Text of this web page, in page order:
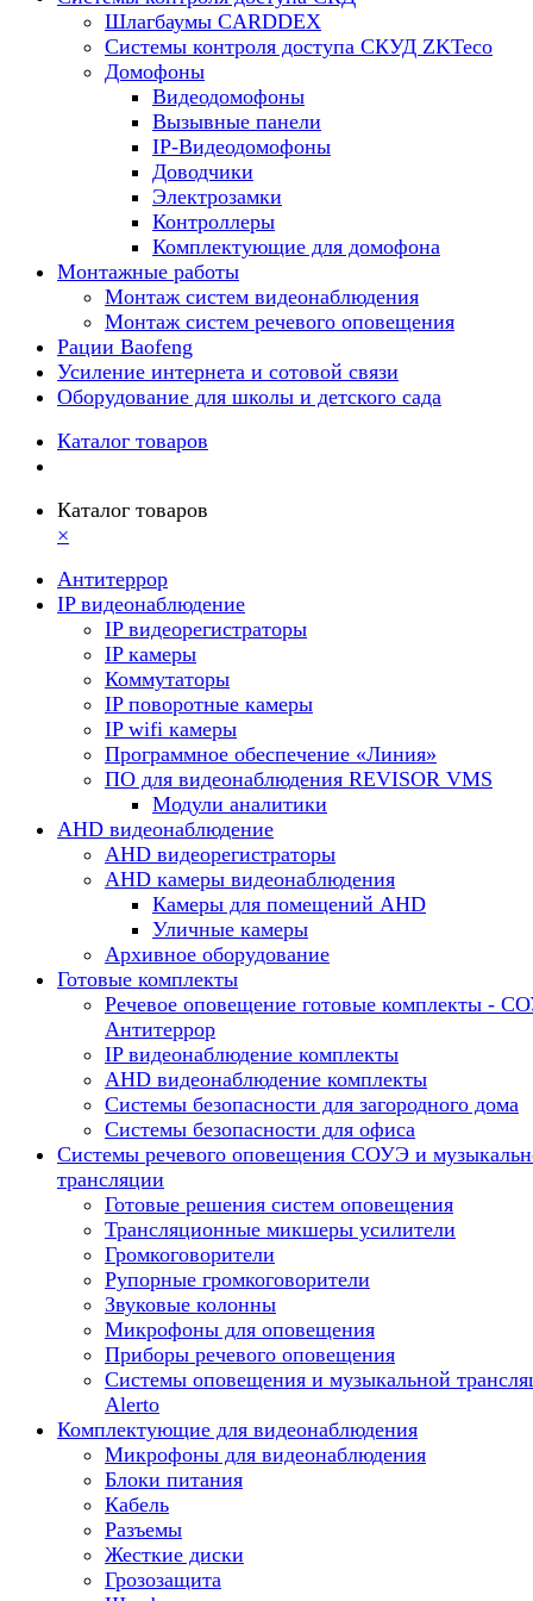
Шлагбаумы CARDDEX
Системы контроля доступа СКУД ZKTeco
Домофоны
Видеодомофоны
Вызывные панели
IP-Видеодомофоны
Доводчики
Электрозамки
Контроллеры
Комплектующие для домофона
Монтажные работы
Монтаж систем видеонаблюдения
Монтаж систем речевого оповещения
Рации Baofeng
Усиление интернета и сотовой связи
Оборудование для школы и детского сада
Каталог товаров
Каталог товаров
×
Антитеррор
IP видеонаблюдение
IP видеорегистраторы
IP камеры
Коммутаторы
IP поворотные камеры
IP wifi камеры
Программное обеспечение «Линия»
ПО для видеонаблюдения REVISOR VMS
Модули аналитики
AHD видеонаблюдение
AHD видеорегистраторы
AHD камеры видеонаблюдения
Камеры для помещений AHD
Уличные камеры
Архивное оборудование
Готовые комплекты
Речевое оповещение готовые комплекты -
Антитеррор
IP видеонаблюдение комплекты
AHD видеонаблюдение комплекты
Системы безопасности для загородного дома
Системы безопасности для офиса
Системы речевого оповещения СОУЭ и
трансляции
Готовые решения систем оповещения
Трансляционные микшеры усилители
Громкоговорители
Рупорные громкоговорители
Звуковые колонны
Микрофоны для оповещения
Приборы речевого оповещения
Системы оповещения и музыкальной
Alerto
Комплектующие для видеонаблюдения
Микрофоны для видеонаблюдения
Блоки питания
Кабель
Разъемы
Жесткие диски
Грозозащита